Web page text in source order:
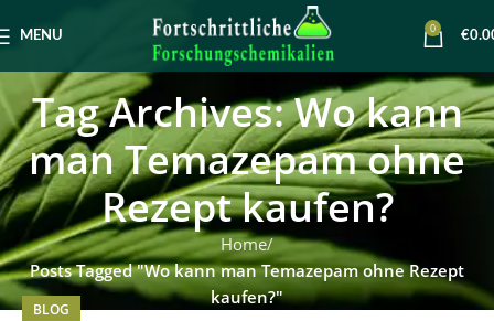
MENU
0
€
Tag Archives: Wo kann
man Temazepam ohne
Rezept kaufen?
Home
Posts Tagged "Wo kann man Temazepam ohne Rezept
kaufen?"
BLOG